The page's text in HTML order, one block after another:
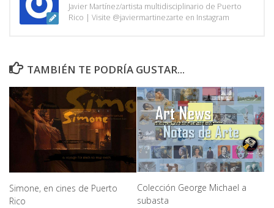
Javier Martínez/artista multidisciplinario de Puerto
Rico | Visite @javiermartinezarte en Instagram
TAMBIÉN TE PODRÍA GUSTAR...
Simone, en cines de Puerto
Rico
Colección George Michael a
subasta